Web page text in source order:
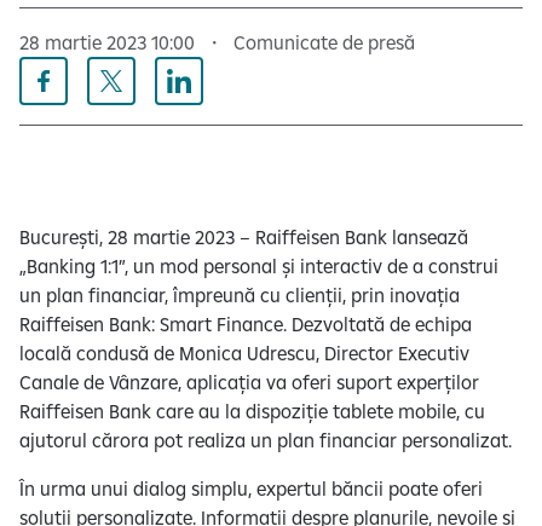
28 martie 2023 10:00 Comunicate de presă
București, 28 martie 2023 – Raiffeisen Bank lansează
„Banking 1:1”, un mod personal și interactiv de a construi
un plan financiar, împreună cu clienții, prin inovația
Raiffeisen Bank: Smart Finance. Dezvoltată de echipa
locală condusă de Monica Udrescu, Director Executiv
Canale de Vânzare, aplicația va oferi suport experților
Raiffeisen Bank care au la dispoziție tablete mobile, cu
ajutorul cărora pot realiza un plan financiar personalizat.
În urma unui dialog simplu, expertul băncii poate oferi
soluții personalizate. Informații despre planurile, nevoile și